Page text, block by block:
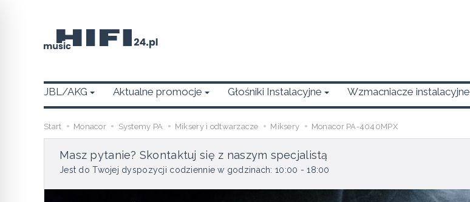
JBL/AKG Aktualne promocje Głośniki Instalacyjne Wzmacniacze instalacyjne
Start Monacor Systemy PA Miksery i odtwarzacze Miksery Monacor PA-4040MPX
Masz pytanie? Skontaktuj się z naszym specjalistą
Jest do Twojej dyspozycji codziennie w godzinach: 10:00 - 18:00